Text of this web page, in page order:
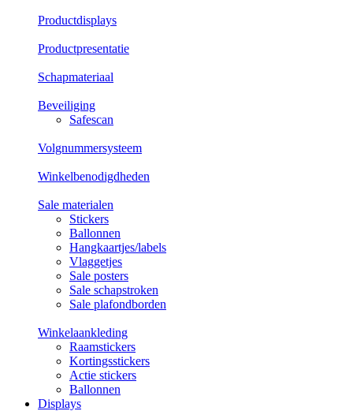
Productdisplays
Productpresentatie
Schapmateriaal
Beveiliging
Safescan
Volgnummersysteem
Winkelbenodigdheden
Sale materialen
Stickers
Ballonnen
Hangkaartjes/labels
Vlaggetjes
Sale posters
Sale schapstroken
Sale plafondborden
Winkelaankleding
Raamstickers
Kortingsstickers
Actie stickers
Ballonnen
Displays